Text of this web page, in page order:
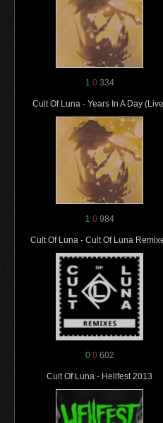
1 0334
Cult Of Luna - Years In A Day
1 0984
Cult Of Luna - Cult Of Luna
0 0602
Cult Of Luna - Hellfest 2013